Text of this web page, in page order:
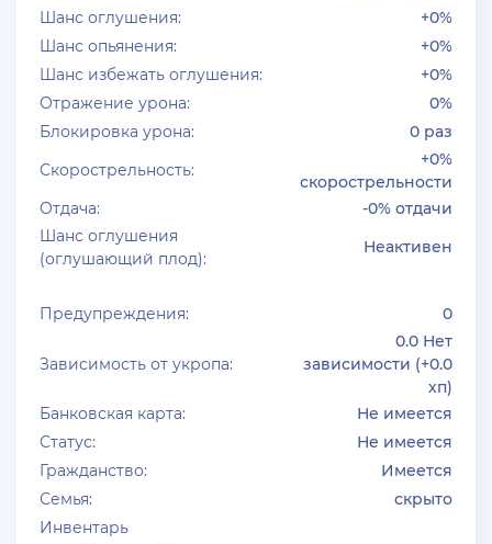
Шанс оглушения:
+0%
Шанс опьянения:
+0%
Шанс избежать оглушения:
+0%
Отражение урона:
0%
Блокировка урона:
0 раз
Скорострельность:
+0%
скорострельности
Отдача:
-0% отдачи
Шанс оглушения
(оглушающий плод):
Неактивен
Предупреждения: 0
Зависимость от укропа:
0.0 Нет
зависимости (+0.0
хп)
Банковская карта:
Не имеется
Статус:
Не имеется
Гражданство:
Имеется
Семья:
скрыто
Инвентарь